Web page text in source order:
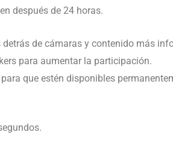
después de 24 horas.
de cámaras y contenido más
para aumentar la participación.
que estén disponibles